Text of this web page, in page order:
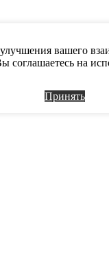
вашего
соглашаетесь на
Принять